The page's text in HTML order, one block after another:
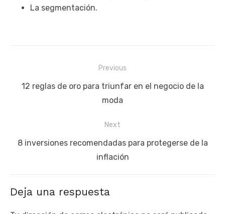
La segmentación.
de
Previous
Previous
12 reglas de oro para triunfar en el negocio de la
moda
Next
Next
8 inversiones recomendadas para protegerse de la
inflación
Deja una respuesta